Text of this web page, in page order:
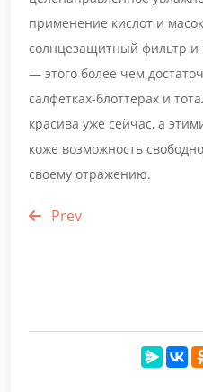
применение кислот и
солнцезащитный фильтр и
— этого более чем
салфетках-блоттерах и
красива уже сейчас, а
коже возможность
своему отражению.
Prev